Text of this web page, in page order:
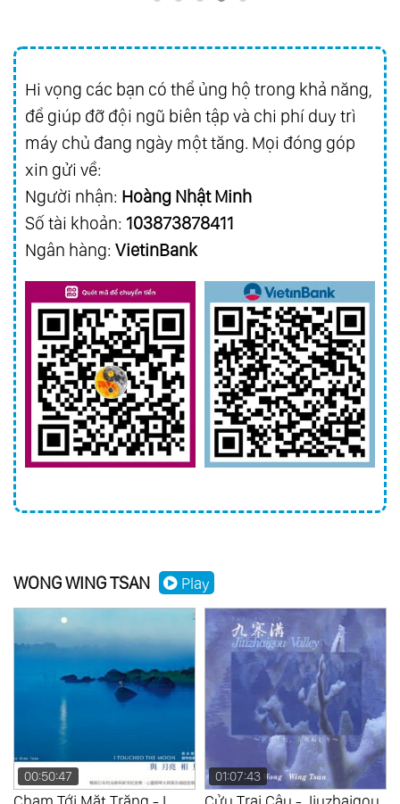
Hi vọng các bạn có thể ủng hộ trong khả năng,
để giúp đỡ đội ngũ biên tập và chi phí duy trì
máy chủ đang ngày một tăng. Mọi đóng góp
xin gửi về:
Người nhận: Hoàng Nhật Minh
Số tài khoản: 103873878411
Ngân hàng: VietinBank
WONG WING TSAN Play
00:50:47 01:07:43